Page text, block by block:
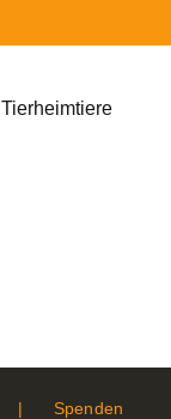
Tierheimtiere
Spenden